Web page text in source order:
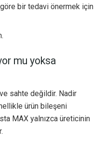
göre bir tedavi önermek için
mu yoksa
sahte değildir. Nadir
ürün bileşeni
MAX yalnızca üreticinin